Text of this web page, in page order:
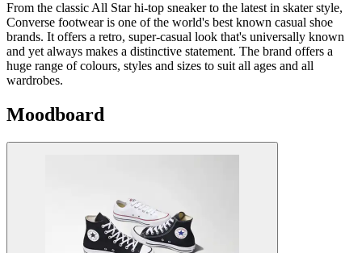
From the classic All Star hi-top sneaker to the latest in skater style,
Converse footwear is one of the world's best known casual shoe
brands. It offers a retro, super-casual look that's universally known
and yet always makes a distinctive statement. The brand offers a
huge range of colours, styles and sizes to suit all ages and all
wardrobes.
Moodboard